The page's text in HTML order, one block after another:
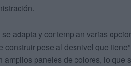
se adapta y contemplan varias
construir pese al desnivel que
amplios paneles de colores, lo que